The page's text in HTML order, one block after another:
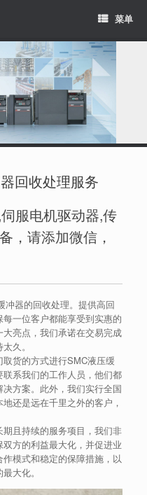
菜单
回收处理服务
服电机驱动器,传
，请添加微信，
冲器的回收处理。提供高回
一位客户都能享受到实惠的
亮点，我们承诺在交易完成
久。
货的方式进行SMC液压缓
系我们的工作人员，他们都
方案。此外，我们实行全国
还是远在千里之外的客户，
且持续的服务项目，我们非
方的利益最大化，并促进业
模式和稳定的保障措施，以
大化。